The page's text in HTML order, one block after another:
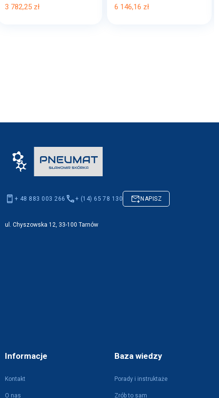
3 782,25 zł
6 146,16 zł
Informacje
Kontakt
O nas
Baza wiedzy
Porady i instruktaże
Zrób to sam
+ 48 883 003 266 + (14) 65 78 130 NAPISZ
ul. Chyszowska 12, 33-100 Tarnów